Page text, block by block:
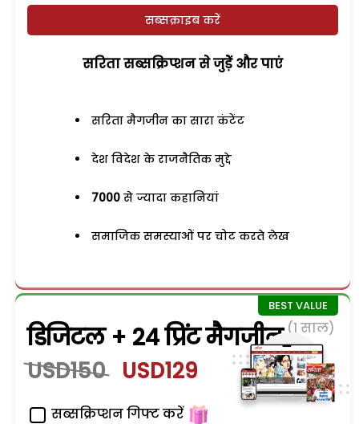
सब्सक्राइब करें
सरिता सब्सक्रिप्शन से जुड़ेें और पाएं
सरिता मैगजीन का सारा कंटेंट
देश विदेश के राजनैतिक मुद्दे
7000 से ज्यादा कहानियां
समाजिक समस्याओं पर चोट करते लेख
डिजिटल + 24 प्रिंट मैगजीन (1 साल)
USD150 USD129
सब्सक्रिप्शन गिफ्ट करें